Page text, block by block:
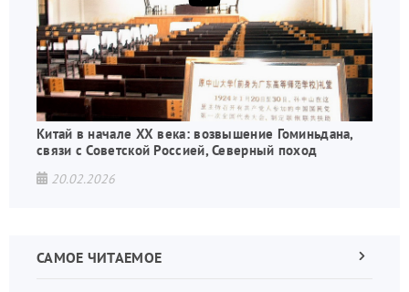
Китай в начале XX века: возвышение Гоминьдана,
связи с Советской Россией, Северный поход
20.02.2026
САМОЕ ЧИТАЕМОЕ
Следующая